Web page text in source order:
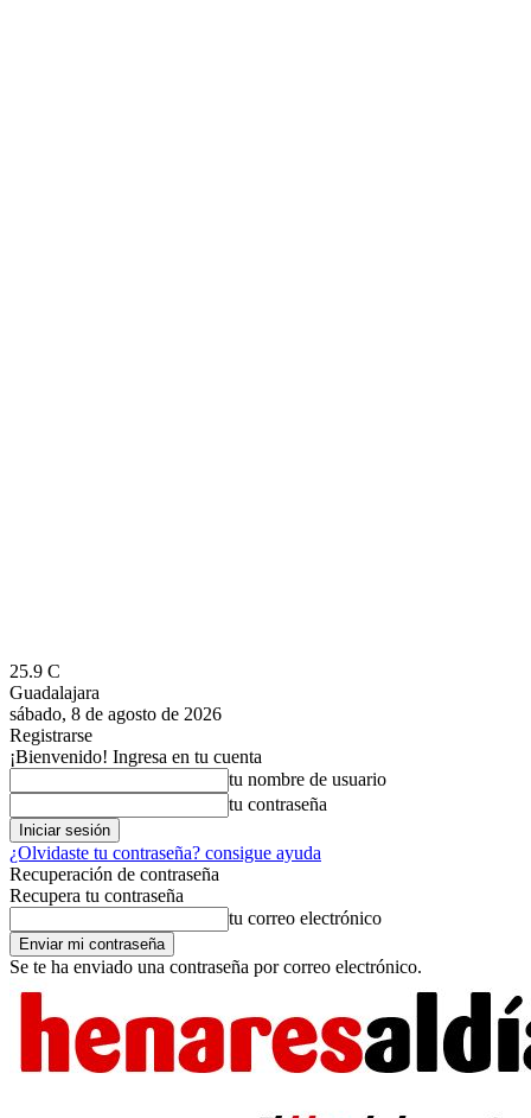
25.9 C
Guadalajara
sábado, 8 de agosto de 2026
Registrarse
¡Bienvenido! Ingresa en tu cuenta
tu nombre de usuario
tu contraseña
¿Olvidaste tu contraseña? consigue ayuda
Recuperación de contraseña
Recupera tu contraseña
tu correo electrónico
Se te ha enviado una contraseña por correo electrónico.